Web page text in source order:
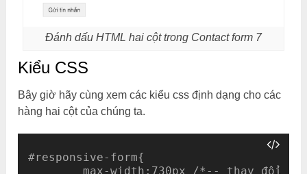
Đánh dấu HTML hai cột trong Contact form 7
Kiểu CSS
Bây giờ hãy cùng xem các kiểu css định dạng cho các
hàng hai cột của chúng ta.
#responsive-form{